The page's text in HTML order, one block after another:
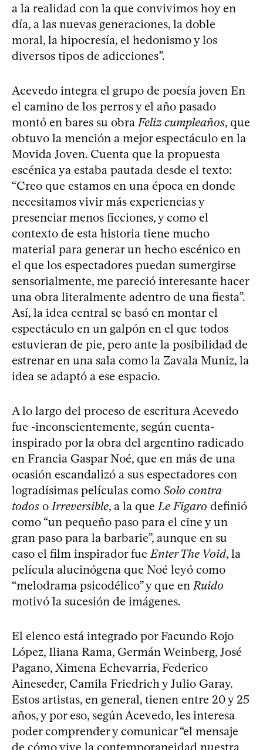
a la realidad con la que convivimos hoy en
día, a las nuevas generaciones, la doble
moral, la hipocresía, el hedonismo y los
diversos tipos de adicciones”.
Acevedo integra el grupo de poesía joven En
el camino de los perros y el año pasado
montó en bares su obra Feliz cumpleaños, que
obtuvo la mención a mejor espectáculo en la
Movida Joven. Cuenta que la propuesta
escénica ya estaba pautada desde el texto:
“Creo que estamos en una época en donde
necesitamos vivir más experiencias y
presenciar menos ficciones, y como el
contexto de esta historia tiene mucho
material para generar un hecho escénico en
el que los espectadores puedan sumergirse
sensorialmente, me pareció interesante hacer
una obra literalmente adentro de una fiesta”.
Así, la idea central se basó en montar el
espectáculo en un galpón en el que todos
estuvieran de pie, pero ante la posibilidad de
estrenar en una sala como la Zavala Muniz, la
idea se adaptó a ese espacio.
A lo largo del proceso de escritura Acevedo
fue -inconscientemente, según cuenta-
inspirado por la obra del argentino radicado
en Francia Gaspar Noé, que en más de una
ocasión escandalizó a sus espectadores con
logradísimas películas como Solo contra
todos o Irreversible, a la que Le Figaro definió
como “un pequeño paso para el cine y un
gran paso para la barbarie”, aunque en su
caso el film inspirador fue Enter The Void, la
película alucinógena que Noé leyó como
“melodrama psicodélico” y que en Ruido
motivó la sucesión de imágenes.
El elenco está integrado por Facundo Rojo
López, Iliana Rama, Germán Weinberg, José
Pagano, Ximena Echevarria, Federico
Aineseder, Camila Friedrich y Julio Garay.
Estos artistas, en general, tienen entre 20 y 25
años, y por eso, según Acevedo, les interesa
poder comprender y comunicar “el mensaje
de cómo vive la contemporaneidad nuestra